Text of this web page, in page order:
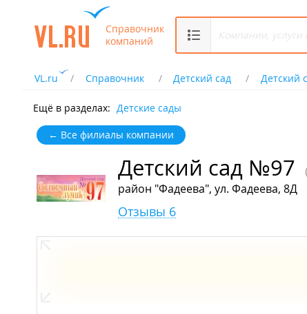
Справочник
компаний
VL.ru Справочник Детский сад Детский
Ещё в разделах: Детские сады
← Все филиалы компании
Детский сад №97
район "Фадеева", ул. Фадеева, 8Д
Отзывы 6